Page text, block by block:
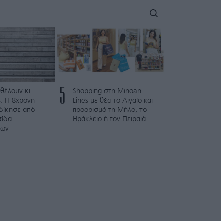
θέλουν κι
Η 8χρονη
από
5
Shopping στη Minoan
Lines με θέα το Αιγαίο και
προορισμό τη Μήλο, το
Ηράκλειο ή τον Πειραιά